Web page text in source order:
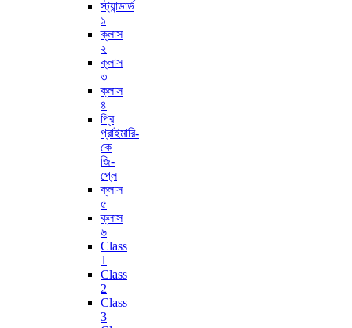
স্ট্যান্ডার্ড
১
ক্লাস
২
ক্লাস
৩
ক্লাস
৪
প্রি
প্রাইমারি-
কে
জি-
প্লে
ক্লাস
৫
ক্লাস
৬
Class
1
Class
2
Class
3